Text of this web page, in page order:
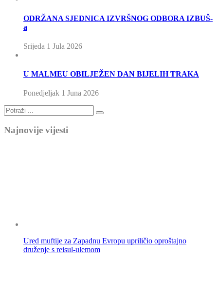
ODRŽANA SJEDNICA IZVRŠNOG ODBORA IZBUŠ-
a
Srijeda 1 Jula 2026
U MALMEU OBILJEŽEN DAN BIJELIH TRAKA
Ponedjeljak 1 Juna 2026
Najnovije vijesti
Ured muftije za Zapadnu Evropu upriličio oproštajno
druženje s reisul-ulemom